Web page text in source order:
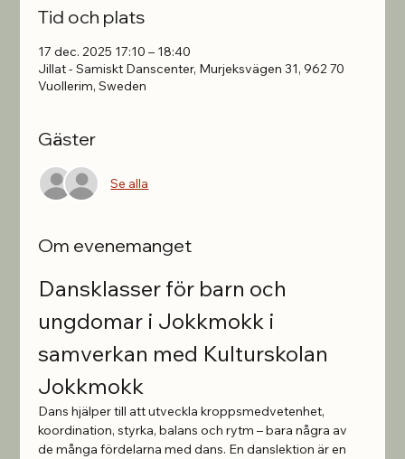
Tid och plats
17 dec. 2025 17:10 – 18:40
Jillat - Samiskt Danscenter, Murjeksvägen 31, 962 70
Vuollerim, Sweden
Gäster
Se alla
Om evenemanget
Dansklasser för barn och
ungdomar i Jokkmokk i
samverkan med Kulturskolan
Jokkmokk
Dans hjälper till att utveckla kroppsmedvetenhet,
koordination, styrka, balans och rytm – bara några av
de många fördelarna med dans. En danslektion är en